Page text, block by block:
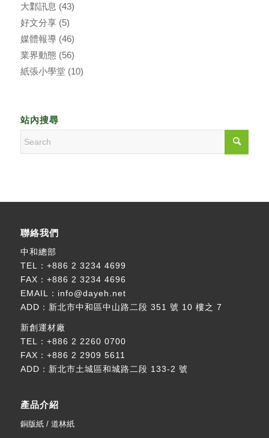
大鄴訊息 (43)
好文分享(5)
媒體報導(46)
業界動態(56)
紙張小學堂 (10)
站內搜尋
聯絡我們
中和總部
TEL： +886 2 3234 4699
FAX：+886 2 3234 4696
EMAIL： info@dayeh.net
ADD： 新北市中和區中山路二段 351 號 10 樓之 7
新創運材廠
TEL： +886 2 2260 0700
FAX：+886 2 2909 5611
ADD： 新北市土城區和城路二段 133-2 號
產品介紹
銅版紙 / 道林紙